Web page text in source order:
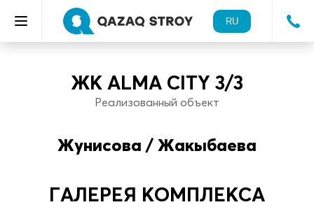
ЖК ALMA CITY 3/3
Реализованный объект
Жунисова / Жакыбаева
ГАЛЕРЕЯ КОМПЛЕКСА
RU